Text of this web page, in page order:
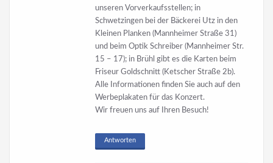
unseren Vorverkaufsstellen; in
Schwetzingen bei der Bäckerei Utz in den
Kleinen Planken (Mannheimer Straße 31)
und beim Optik Schreiber (Mannheimer Str.
15 – 17); in Brühl gibt es die Karten beim
Friseur Goldschnitt (Ketscher Straße 2b).
Alle Informationen finden Sie auch auf den
Werbeplakaten für das Konzert.
Wir freuen uns auf Ihren Besuch!
Antworten